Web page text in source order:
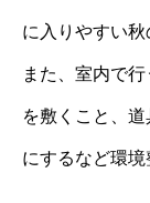
に入りやすい秋
また、室内で
を敷くこと、
にするなど環境